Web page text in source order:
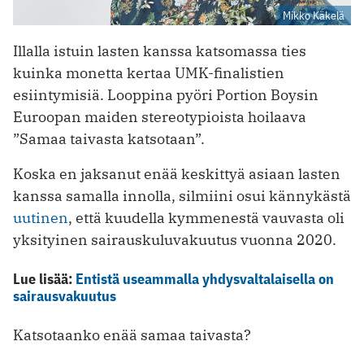
Mikko Käkelä
Illalla istuin lasten kanssa katsomassa ties
kuinka monetta kertaa UMK-finalistien
esiintymisiä. Looppina pyöri Portion Boysin
Euroopan maiden stereotypioista hoilaava
”Samaa taivasta katsotaan”.
Koska en jaksanut enää keskittyä asiaan lasten
kanssa samalla innolla, silmiini osui kännykästä
uutinen, että kuudella kymmenestä vauvasta oli
yksityinen sairauskuluvakuutus vuonna 2020.
Lue lisää: Entistä useammalla yhdysvaltalaisella on
sairausvakuutus
Katsotaanko enää samaa taivasta?